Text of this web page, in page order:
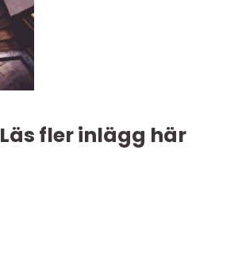
Läs fler inlägg här